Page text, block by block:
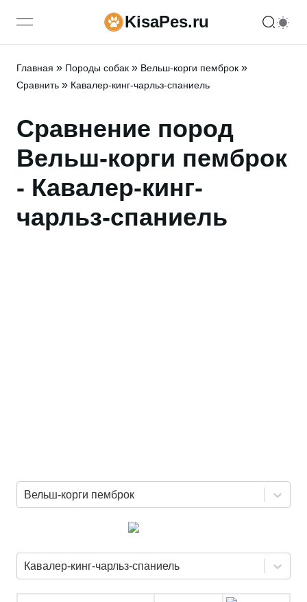
open navigation menuKisaPes.ru
Главная » Породы собак » Вельш-корги пемброк »
Сравнить » Кавалер-кинг-чарльз-спаниель
Сравнение пород
Вельш-корги пемброк
- Кавалер-кинг-
чарльз-спаниель
Вельш-корги пемброк
Кавалер-кинг-чарльз-спаниель